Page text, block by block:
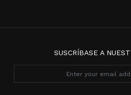
SUSCRÍBASE A